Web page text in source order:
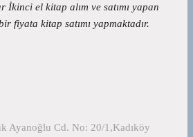
el kitap alım ve satımı yapan
fiyata kitap satımı yapmaktadır.
Ayanoğlu Cd. No: 20/1,Kadıköy